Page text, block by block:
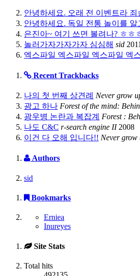
안녕하세요. 오래 전 이벤트라 죄
안녕하세요. 독일 전통 놀이를 알
은진아~ 여기 쓰면 볼려나? ㅎㅎ
놀러가자가자가자 심심해 sid 2011
엑스파일 엑스파일 엑스파일 엑
Recent Trackbacks
나의 첫 번째 상견례 Never grow
광고 하나 Forest of the mind:
광우병 논란과 복잡계 Forest :
나도 C&C r-search engine II 2008
이건 다 오해 입니다!! Never grow
Authors
sid
Bookmarks
Erniea
Inureyes
Site Stats
Total hits